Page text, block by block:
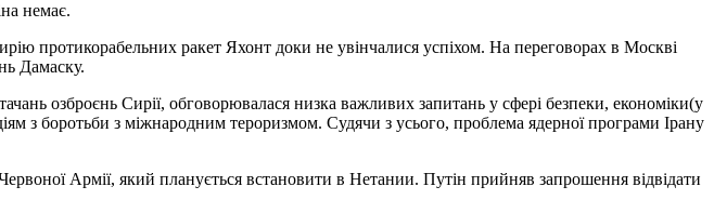
немає.
протикорабельних ракет Яхонт доки не увінчалися успіхом. На переговорах в Москві
Дамаску.
озброєнь Сирії, обговорювалася низка важливих запитань у сфері безпеки, економіки(у
з боротьби з міжнародним тероризмом. Судячи з усього, проблема ядерної програми Ірану
Армії, який планується встановити в Нетании. Путін прийняв запрошення відвідати